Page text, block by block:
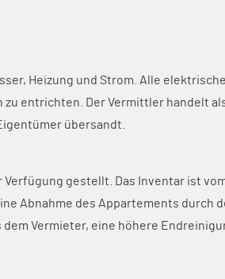
Heizung und Strom. Alle
entrichten. Der Vermittler handelt
übersandt.
gestellt. Das Inventar ist
Abnahme des Appartements
Vermieter, eine höhere